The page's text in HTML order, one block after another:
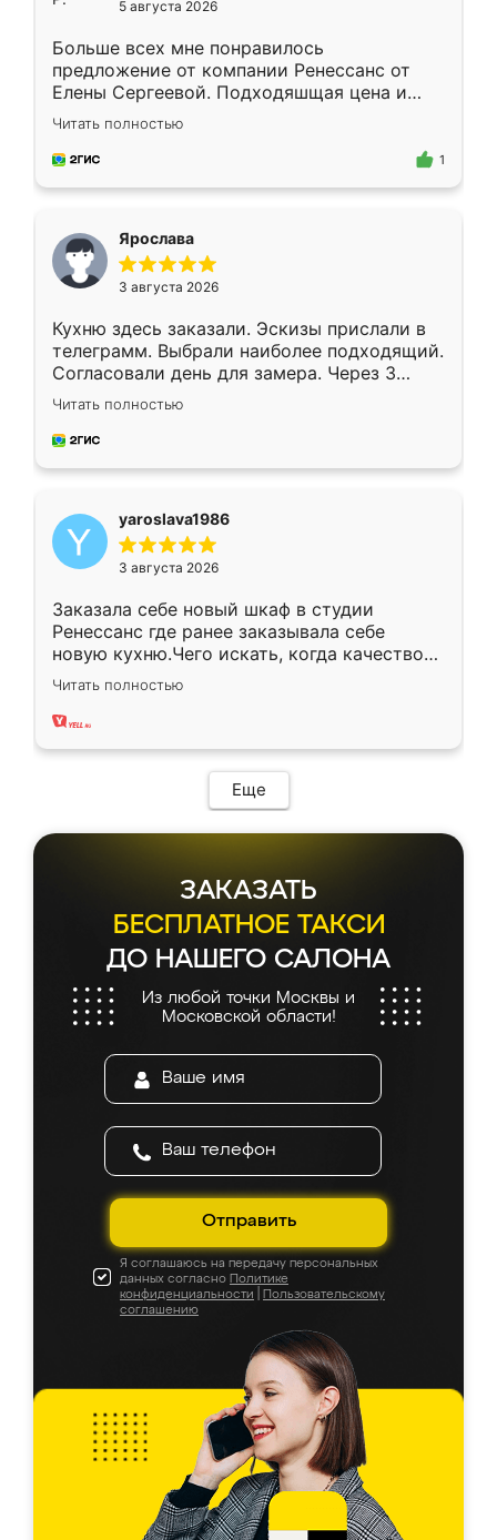
5 августа 2026
Больше всех мне понравилось
предложение от компании Ренессанс от
Елены Сергеевой. Подходяшщая цена и
короткие сроки изготовления. Приехавший
для замера сотрудник Владислав
предложил по моему эскизу самый
Читать полностью
1
Ярослава
3 августа 2026
Кухню здесь заказали. Эскизы прислали в
телеграмм. Выбрали наиболее подходящий.
Согласовали день для замера. Через 3
недели кухня была уже готова. Остались
довольны работой. Спасибо Ренессанс
мебель за качественную работу!
Читать полностью
yaroslava1986
3 августа 2026
Заказала себе новый шкаф в студии
Ренессанс где ранее заказывала себе
новую кухню.Чего искать, когда качеством
вполне довольна. Служит кухня уже почти
два года, нареканий нет.
Читать полностью
Еще
ЗАКАЗАТЬ
БЕСПЛАТНОЕ ТАКСИ
ДО НАШЕГО САЛОНА
Из любой точки Москвы и
Московской области!
Отправить
Я соглашаюсь на передачу персональных
данных согласно Политике
конфиденциальности
Пользовательскому
соглашению